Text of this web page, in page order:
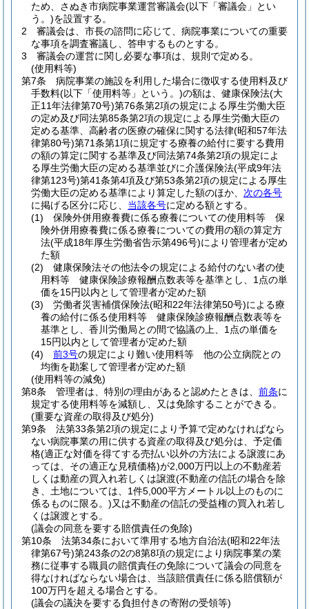
ため、さぬき市病院事業運営審議会(以下「審議会」とい
う。)を設置する。
2
審議会は、市長の諮問に応じて、病院事業についての重要
な事項を調査審議し、答申するものとする。
3
審議会の運営に関し必要な事項は、規則で定める。
(使用料等)
第7条
病院事業の施設を利用した場合に徴収する使用料及び
手数料(以下「使用料等」という。)の額は、健康保険法(大
正11年法律第70号)第76条第2項の規定による厚生労働大臣
の定め及び同法第85条第2項の規定による厚生労働大臣の
定める基準、高齢者の医療の確保に関する法律(昭和57年法
律第80号)第71条第1項に規定する療養の給付に要する費用
の額の算定に関する基準及び同法第74条第2項の規定によ
る厚生労働大臣の定める基準並びに介護保険法(平成9年法
律第123号)第41条第4項及び第53条第2項の規定による厚生
労働大臣の定める基準により算定した額のほか、 次の各号
に掲げる区分に応じ、 当該各号に定める額とする。
(1)
保険外併用療養費に係る療養についての使用料等 保
険外併用療養費に係る療養についての費用の額の算定方
法(平成18年厚生労働省告示第496号)により管理者が定め
た額
(2)
健康保険法その他法令の規定による給付のない者の使
用料等 健康保険診療報酬点数表等を基準とし、1点の単
価を15円以内として管理者が定めた額
(3)
労働者災害補償保険法(昭和22年法律第50号)による療
養の給付に係る使用料等 健康保険診療報酬点数表等を
基準とし、香川労働局との間で協議の上、1点の単価を
15円以内として管理者が定めた額
(4)
前3号の規定により難い使用料等 他の公立病院との
均衡を勘案して管理者が定めた額
(使用料等の減免)
第8条
管理者は、特別の理由があると認めたときは、 前条に
規定する使用料等を減額し、又は免除することができる。
(重要な資産の取得及び処分)
第9条
法第33条第2項の規定により予算で定めなければなら
ない病院事業の用に供する資産の取得及び処分は、予定価
格(適正な対価を得てする売払い以外の方法による譲渡にあ
っては、その適正な見積価格)が2,000万円以上の不動産若
しくは動産の買入れ若しくは譲渡(不動産の信託の場合を除
き、土地については、1件5,000平方メートル以上のものに
係るものに限る。)又は不動産の信託の受益権の買入れ若し
くは譲渡とする。
(議会の同意を要する賠償責任の免除)
第10条
法第34条において準用する地方自治法(昭和22年法
律第67号)第243条の2の8第8項の規定により病院事業の業
務に従事する職員の賠償責任の免除について議会の同意を
得なければならない場合は、当該賠償責任に係る賠償額が
100万円を超える場合とする。
(議会の議決を要する負担付きの寄附の受領等)